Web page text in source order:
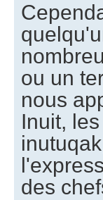
ou un
nous
Inuit,
des